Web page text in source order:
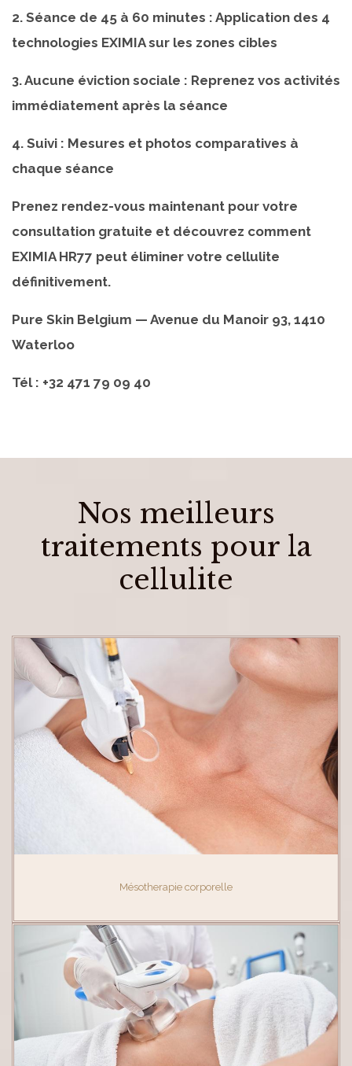
2. Séance de 45 à 60 minutes : Application des 4
technologies EXIMIA sur les zones cibles
3. Aucune éviction sociale : Reprenez vos activités
immédiatement après la séance
4. Suivi : Mesures et photos comparatives à
chaque séance
Prenez rendez-vous maintenant pour votre
consultation gratuite et découvrez comment
EXIMIA HR77 peut éliminer votre cellulite
définitivement.
Pure Skin Belgium — Avenue du Manoir 93, 1410
Waterloo
Tél : +32 471 79 09 40
Nos meilleurs
traitements pour la
cellulite
Mésotherapie corporelle